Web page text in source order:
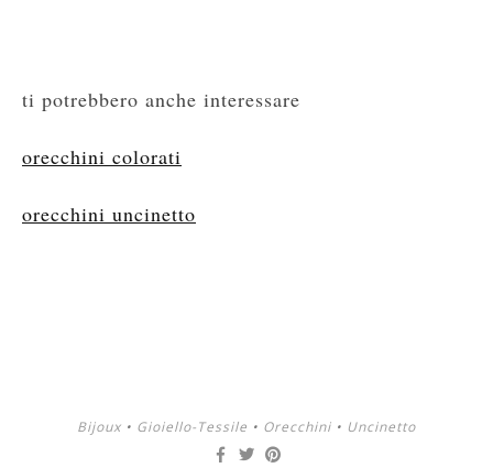
ti potrebbero anche interessare
orecchini colorati
orecchini uncinetto
Bijoux • Gioiello-Tessile • Orecchini • Uncinetto